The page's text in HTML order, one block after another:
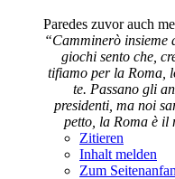
Paredes zuvor auch
“Camminerò insieme
giochi sento che,
tifiamo per la Roma,
te. Passano gli
presidenti, ma noi
petto, la Roma è il
Zitieren
Inhalt melden
Zum